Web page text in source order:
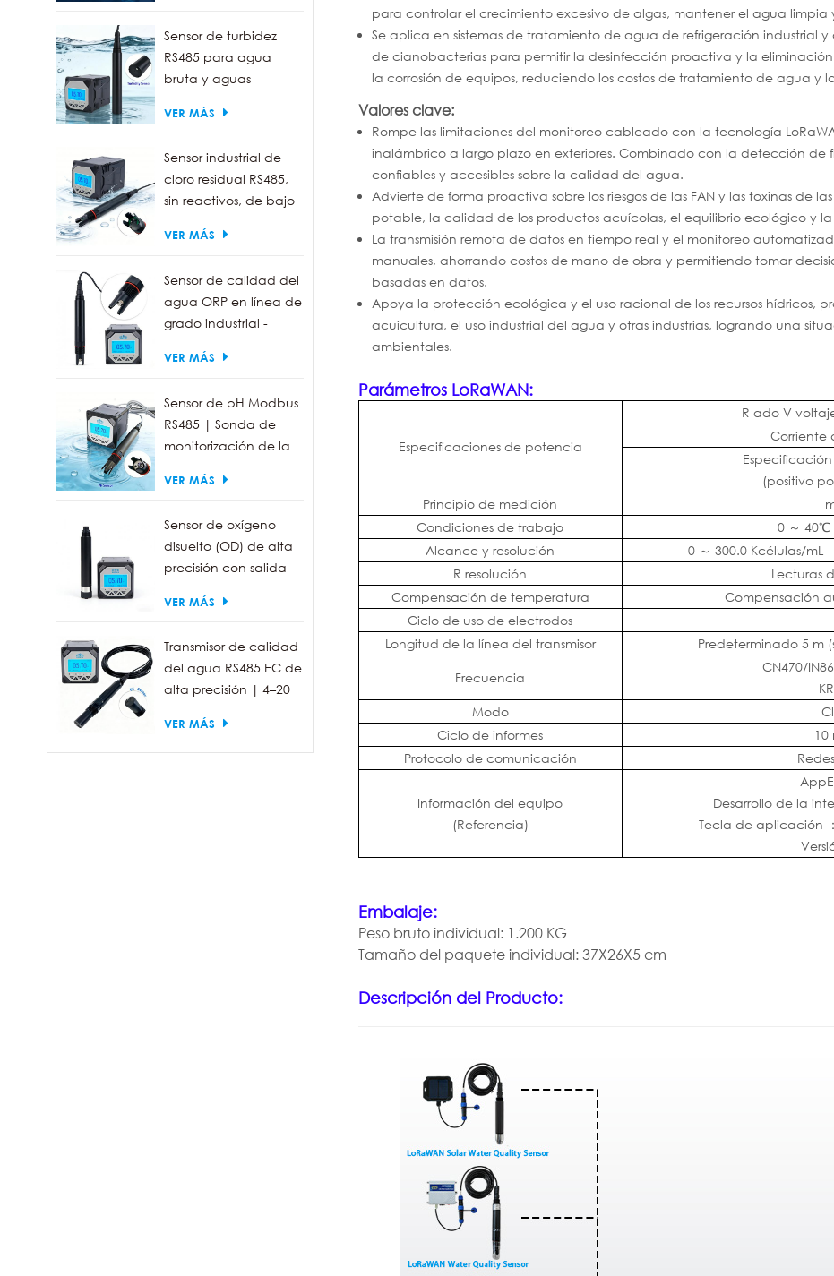
Sensor de turbidez
RS485 para agua
bruta y aguas
medidora de turbidez
VER MÁS
Sensor industrial de
cloro residual RS485,
sin reactivos, de bajo
VER MÁS
Sensor de calidad del
agua ORP en línea de
grado industrial -
IP68, salida RS485
VER MÁS
Sensor de pH Modbus
RS485 | Sonda de
monitorización de la
industrial IP68
VER MÁS
Sensor de oxígeno
disuelto (OD) de alta
precisión con salida
medición de la
VER MÁS
Transmisor de calidad
del agua RS485 EC de
alta precisión | 4–20
VER MÁS
para controlar el crecimiento excesivo de algas, mantener el agua limpia
Se aplica en sistemas de tratamiento de agua de refrigeración industrial
de cianobacterias para permitir la desinfección proactiva y la
la corrosión de equipos, reduciendo los costos de tratamiento de agua
Valores clave:
Rompe las limitaciones del monitoreo cableado con la tecnología
inalámbrico a largo plazo en exteriores. Combinado con la detección
confiables y accesibles sobre la calidad del agua.
Advierte de forma proactiva sobre los riesgos de las FAN y las toxinas de
potable, la calidad de los productos acuícolas, el equilibrio ecológico y
La transmisión remota de datos en tiempo real y el monitoreo
manuales, ahorrando costos de mano de obra y permitiendo tomar
basadas en datos.
Apoya la protección ecológica y el uso racional de los recursos hídricos,
acuicultura, el uso industrial del agua y otras industrias, logrando una
ambientales.
Parámetros LoRaWAN:
Especificaciones de potencia
R ado V
Corriente
(positivo
Principio de medición
Condiciones de trabajo
0 ～ 40℃
Alcance y resolución
0 ～ 300.0 Kcélulas/mL
Rresolución
Lecturas
Compensación de temperatura
Compensación
Ciclo de uso de electrodos
Longitud de la línea del transmisor
Predeterminado 5 m
Frecuencia
CN470/
Modo
Ciclo de informes
10
Protocolo de comunicación
Información del equipo
(Referencia)
Desarrollo de la
Tecla de aplicación
Embalaje:
Peso bruto individual: 1.200 KG
Tamaño del paquete individual: 37X26X5 cm
Descripción del Producto: